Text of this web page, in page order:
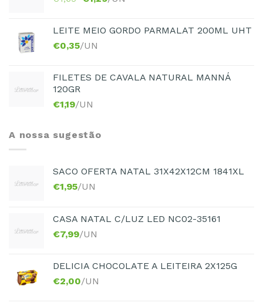
LEITE MEIO GORDO PARMALAT 200ML UHT
€0,35/UN
FILETES DE CAVALA NATURAL MANNÁ
120GR
€1,19/UN
A nossa sugestão
SACO OFERTA NATAL 31X42X12CM 1841XL
€1,95/UN
CASA NATAL C/LUZ LED NC02-35161
€7,99/UN
DELICIA CHOCOLATE A LEITEIRA 2X125G
€2,00/UN